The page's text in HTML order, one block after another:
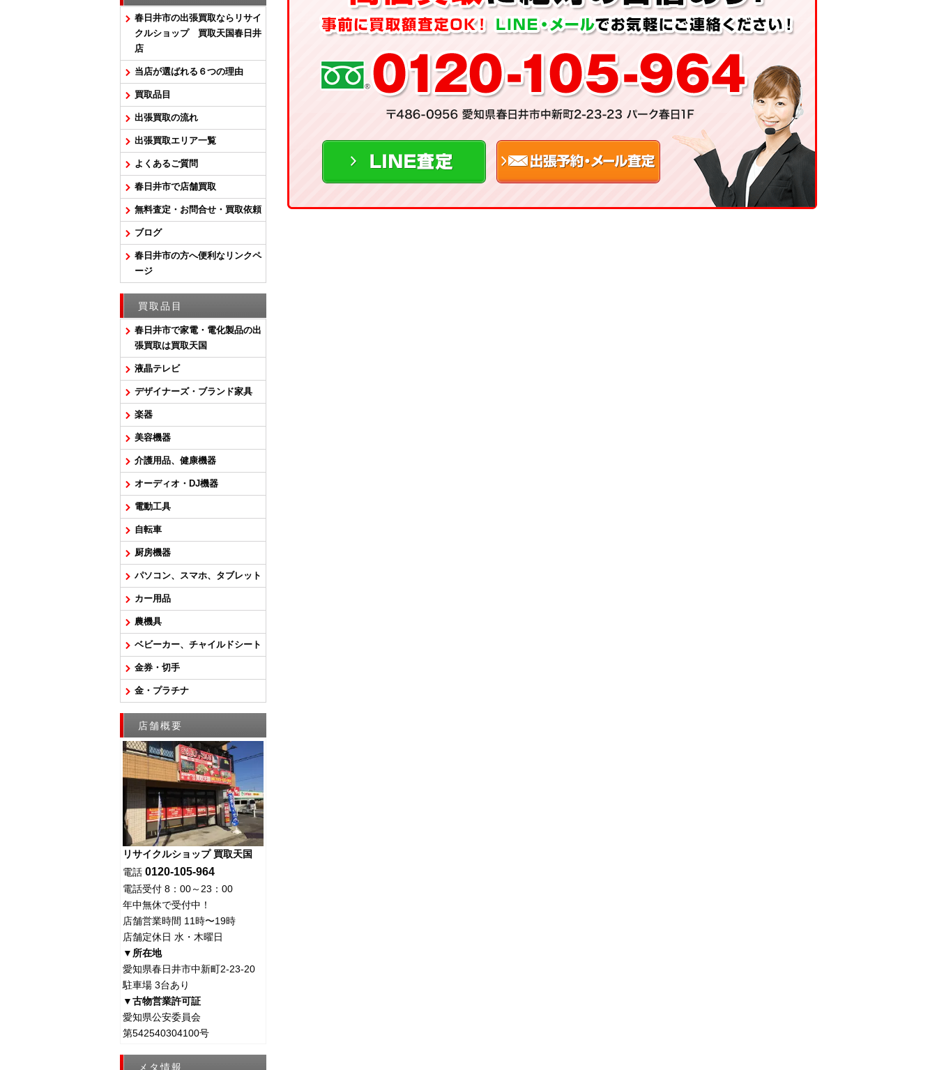
春日井市の出張買取ならリサイ
クルショップ 買取天国春日井
店
当店が選ばれる６つの理由
買取品目
出張買取の流れ
出張買取エリア一覧
よくあるご質問
春日井市で店舗買取
無料査定・お問合せ・買取依頼
ブログ
春日井市の方へ便利なリンクペ
ージ
買取品目
春日井市で家電・電化製品の出
張買取は買取天国
液晶テレビ
デザイナーズ・ブランド家具
楽器
美容機器
介護用品、健康機器
オーディオ・DJ機器
電動工具
自転車
厨房機器
パソコン、スマホ、タブレット
カー用品
農機具
ベビーカー、チャイルドシート
金券・切手
金・プラチナ
店舗概要
リサイクルショップ 買取天国
電話 0120-105-964
電話受付 8：00～23：00
年中無休で受付中！
店舗営業時間 11時〜19時
店舗定休日 水・木曜日
▼所在地
愛知県春日井市中新町2-23-20
駐車場 3台あり
▼古物営業許可証
愛知県公安委員会
第542540304100号
メタ情報